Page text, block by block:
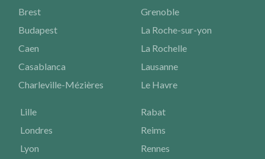
Brest
Budapest
Caen
Casablanca
Charleville-Mézières
Grenoble
La Roche-sur-yon
La Rochelle
Lausanne
Le Havre
Lille
Londres
Lyon
Rabat
Reims
Rennes